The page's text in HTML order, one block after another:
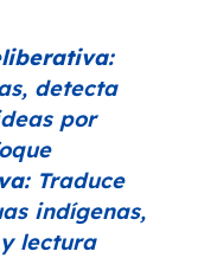
detecta
por
Traduce
indígenas,
lectura